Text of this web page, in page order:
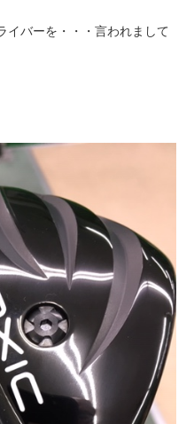
イバーを・・・言われまして